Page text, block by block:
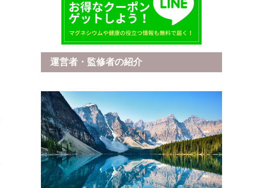
運営者・監修者の紹介